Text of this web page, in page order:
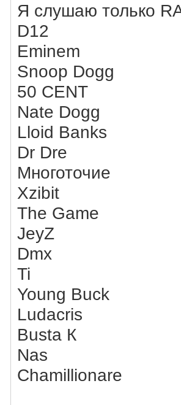
Я слушаю только
D12
Eminem
Snoop Dogg
50 CENT
Nate Dogg
Lloid Banks
Dr Dre
Многоточие
Xzibit
The Game
JeyZ
Dmx
Ti
Young Buck
Ludacris
Busta К
Nas
Chamillionare